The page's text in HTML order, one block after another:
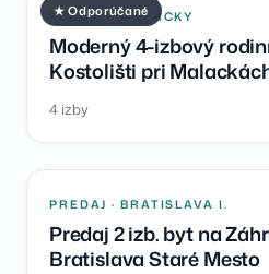
★ Odporúčané
PREDAJ · MALACKY
Moderný 4-izbový
Kostolišti pri
4 izby
PREDAJ · BRATISLAVA I.
Predaj 2 izb. byt na
Bratislava Staré Mesto